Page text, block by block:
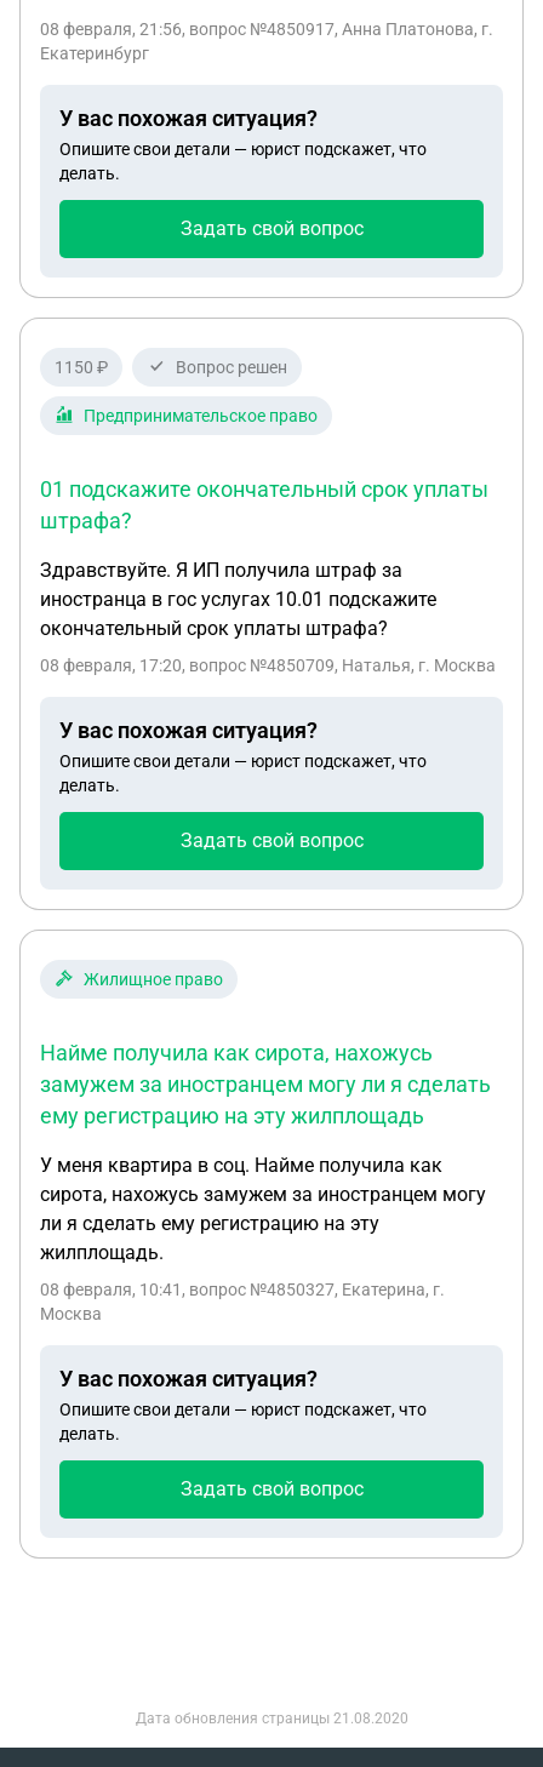
год). 2) как получить гражданство РФ которое
снова заключить контракт ? 4) если не дадут
обещанное гражданство , сколько времени я могу
находиться на территории РФ, какие у меня
08 февраля, 21:56, вопрос №4850917, Анна Платонова, г.
Екатеринбург
У вас похожая ситуация?
Опишите свои детали — юрист подскажет, что
делать.
Задать свой вопрос
1150 ₽ Вопрос решен
Предпринимательское право
01 подскажите окончательный срок уплаты
штрафа?
Здравствуйте. Я ИП получила штраф за
иностранца в гос услугах 10.01 подскажите
окончательный срок уплаты штрафа?
08 февраля, 17:20, вопрос №4850709, Наталья, г. Москва
У вас похожая ситуация?
Опишите свои детали — юрист подскажет, что
делать.
Задать свой вопрос
Жилищное право
Найме получила как сирота, нахожусь
замужем за иностранцем могу ли я сделать
ему регистрацию на эту жилплощадь
У меня квартира в соц. Найме получила как
сирота, нахожусь замужем за иностранцем могу
ли я сделать ему регистрацию на эту
жилплощадь.
08 февраля, 10:41 , вопрос №4850327, Екатерина, г.
Москва
У вас похожая ситуация?
Опишите свои детали — юрист подскажет, что
делать.
Задать свой вопрос
Дата обновления страницы 21.08.2020